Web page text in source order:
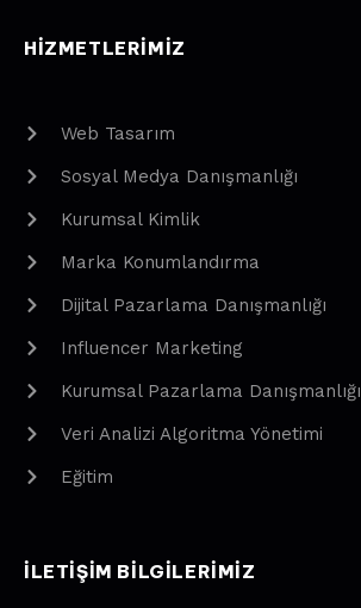
HIZMETLERIMIZ
Web Tasarım
Sosyal Medya Danışmanlığı
Kurumsal Kimlik
Marka Konumlandırma
Dijital Pazarlama Danışmanlığı
Influencer Marketing
Kurumsal Pazarlama Danışmanlığı
Veri Analizi Algoritma Yönetimi
Eğitim
ILETIŞIM BILGILERIMIZ